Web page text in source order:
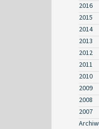
2016
2015
2014
2013
2012
2011
2010
2009
2008
2007